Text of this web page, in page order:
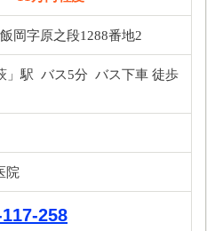
岡字原之段1288番地2
」駅 バス5分 バス下車 徒歩
院
258